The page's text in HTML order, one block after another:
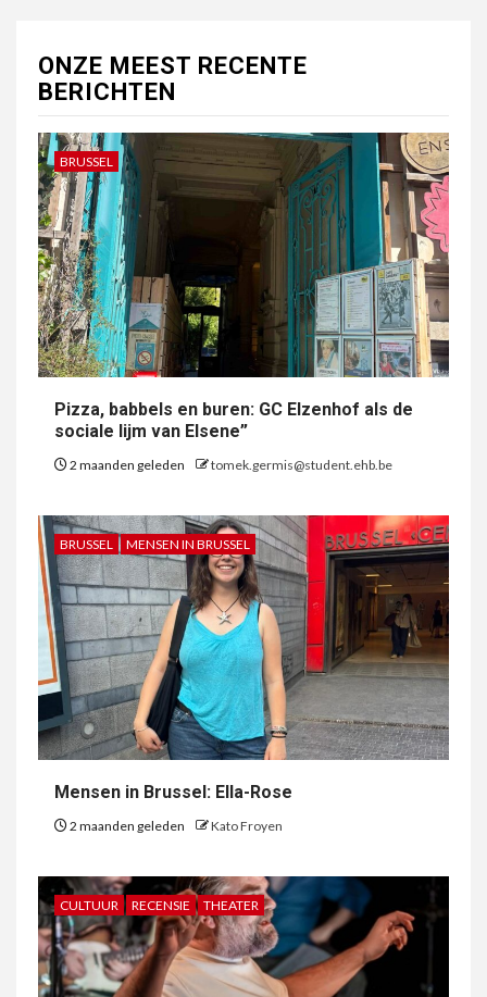
ONZE MEEST RECENTE
BERICHTEN
BRUSSEL
Pizza, babbels en buren: GC Elzenhof als de
sociale lijm van Elsene”
2 maanden geleden tomek.germis@student.ehb.be
BRUSSEL MENSEN IN BRUSSEL
Mensen in Brussel: Ella-Rose
2 maanden geleden Kato Froyen
CULTUUR RECENSIE THEATER